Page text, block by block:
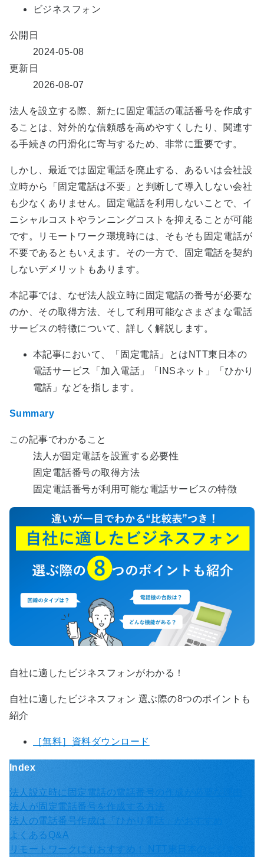
ビジネスフォン
公開日
2024-05-08
更新日
2026-08-07
法人を設立する際、新たに固定電話の電話番号を作成す
ることは、対外的な信頼感を高めやすくしたり、関連す
る手続きの円滑化に寄与するため、非常に重要です。
しかし、最近では固定電話を廃止する、あるいは会社設
立時から「固定電話は不要」と判断して導入しない会社
も少なくありません。固定電話を利用しないことで、イ
ニシャルコストやランニングコストを抑えることが可能
です。リモートワーク環境時には、そもそも固定電話が
不要であるともいえます。その一方で、固定電話を契約
しないデメリットもあります。
本記事では、なぜ法人設立時に固定電話の番号が必要な
のか、その取得方法、そして利用可能なさまざまな電話
サービスの特徴について、詳しく解説します。
本記事において、「固定電話」とはNTT東日本の
電話サービス「加入電話」「INSネット」「ひかり
電話」などを指します。
Summary
この記事でわかること
法人が固定電話を設置する必要性
固定電話番号の取得方法
固定電話番号が利用可能な電話サービスの特徴
自社に適したビジネスフォンがわかる！
自社に適したビジネスフォン 選ぶ際の8つのポイントも
紹介
［無料］資料ダウンロード
Index
法人設立時に固定電話の電話番号の作成が必要な理由
法人が固定電話番号を作成する方法
法人の電話番号作成は「ひかり電話」がおすすめ
よくあるQ&A
リモートワークにもおすすめ！ NTT東日本のビジネス